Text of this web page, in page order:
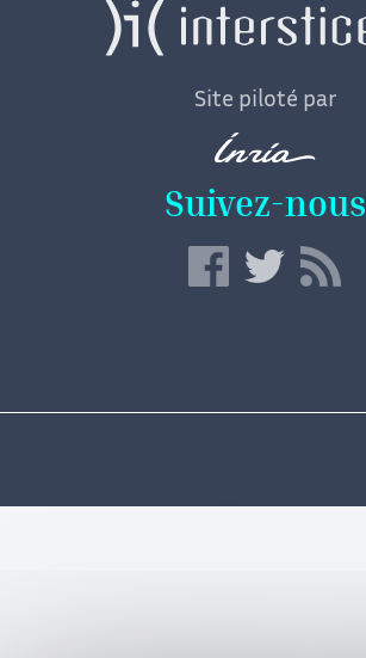
Site piloté par
Suivez-nous